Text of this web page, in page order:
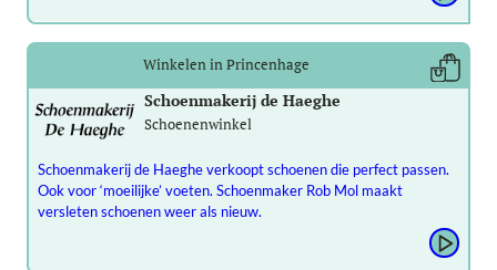
Winkelen in Princenhage
Schoenmakerij de Haeghe
Schoenenwinkel
Schoenmakerij de Haeghe verkoopt schoenen die perfect passen.
Ook voor ‘moeilijke’ voeten. Schoenmaker Rob Mol maakt
versleten schoenen weer als nieuw.